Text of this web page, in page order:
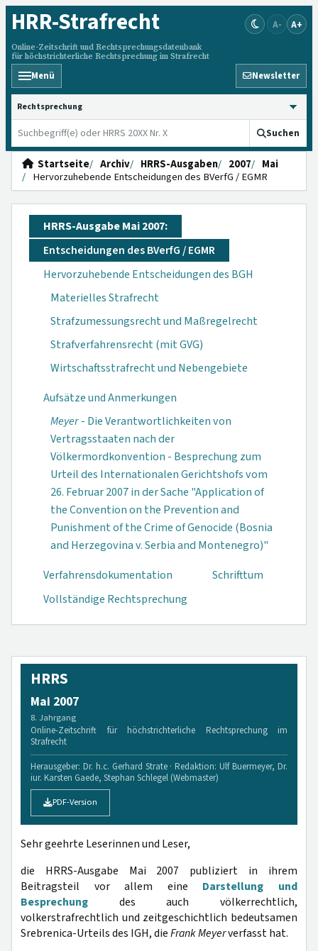
HRR-Strafrecht
Online-Zeitschrift und Rechtsprechungsdatenbank
für höchstrichterliche Rechtsprechung im Strafrecht
A- A+
Menü Newsletter
HRRS durchsuchen
Suchen
Startseite Archiv HRRS-Ausgaben 2007
Mai
Hervorzuhebende Entscheidungen des BVerfG / EGMR
HRRS-Ausgabe Mai 2007:
Entscheidungen des BVerfG / EGMR
Hervorzuhebende Entscheidungen des BGH
Materielles Strafrecht
Strafzumessungsrecht und Maßregelrecht
Strafverfahrensrecht (mit GVG)
Wirtschaftsstrafrecht und Nebengebiete
Aufsätze und Anmerkungen
Meyer- Die Verantwortlichkeiten von
Vertragsstaaten nach der
Völkermordkonvention - Besprechung zum
Urteil des Internationalen Gerichtshofs vom
26. Februar 2007 in der Sache "Application of
the Convention on the Prevention and
Punishment of the Crime of Genocide (Bosnia
and Herzegovina v. Serbia and Montenegro)"
Verfahrensdokumen­tation
Schrifttum
Vollständige Rechtsprechung
HRRS
Mai 2007
8. Jahrgang
Online-Zeitschrift für höchstrichterliche Rechtsprechung im
Strafrecht
Herausgeber: Dr. h.c. Gerhard Strate · Redaktion: Ulf Buermeyer, Dr.
iur. Karsten Gaede, Stephan Schlegel (Webmaster)
PDF-Version
Sehr geehrte Leserinnen und Leser,
die HRRS-Ausgabe Mai 2007 publiziert in ihrem
Beitragsteil vor allem eine Darstellung und
Besprechung des auch völkerrechtlich,
volkerstrafrechtlich und zeitgeschichtlich bedeutsamen
Srebrenica-Urteils des IGH, dieFrank Meyerverfasst hat.